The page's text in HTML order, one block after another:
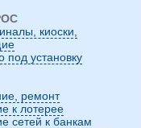
киоски,
под установку
ремонт
к лотерее
сетей к банкам